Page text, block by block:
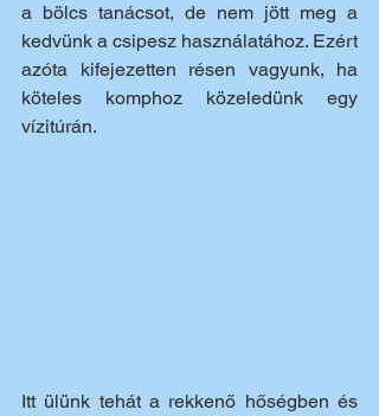
a bölcs tanácsot, de nem jött meg a
kedvünk a csipesz használatához. Ezért
azóta kifejezetten résen vagyunk, ha
köteles komphoz közeledünk egy
vízitúrán.
Itt ülünk tehát a rekkenő hőségben és